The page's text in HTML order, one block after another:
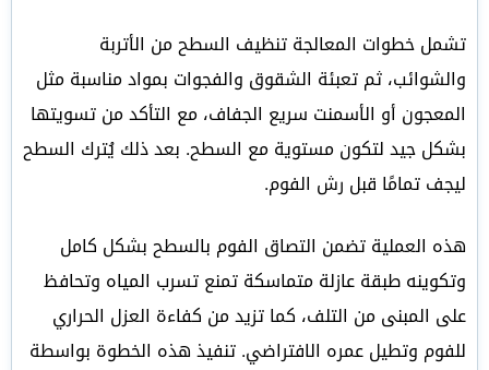
تشمل خطوات المعالجة تنظيف السطح من الأتربة
والشوائب، ثم تعبئة الشقوق والفجوات بمواد مناسبة مثل
المعجون أو الأسمنت سريع الجفاف، مع التأكد من تسويتها
بشكل جيد لتكون مستوية مع السطح. بعد ذلك يُترك السطح
ليجف تمامًا قبل رش الفوم.
هذه العملية تضمن التصاق الفوم بالسطح بشكل كامل
وتكوينه طبقة عازلة متماسكة تمنع تسرب المياه وتحافظ
على المبنى من التلف، كما تزيد من كفاءة العزل الحراري
للفوم وتطيل عمره الافتراضي. تنفيذ هذه الخطوة بواسطة